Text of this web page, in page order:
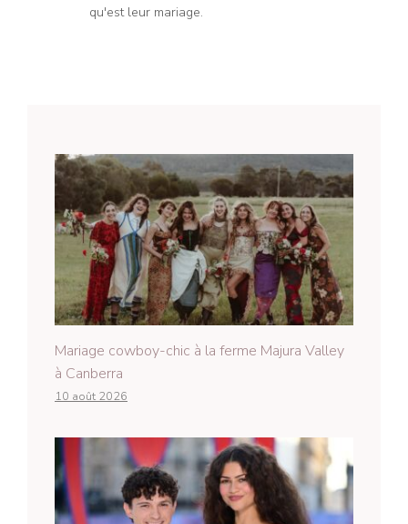
qu'est leur mariage.
Mariage cowboy-chic à la ferme Majura Valley
à Canberra
10 août 2026